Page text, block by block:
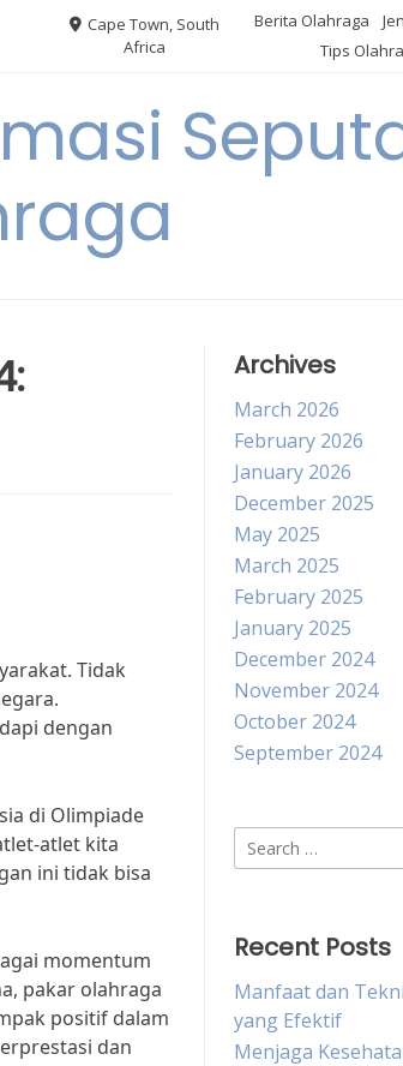
Cape Town, South
Africa
Berita Olahraga
Tips
Tidak
dengan
di Olimpiade
atlet kita
ini tidak bisa
momentum
pakar olahraga
positif dalam
dan
Archives
March 2026
February 2026
January 2026
December 2025
May 2025
March 2025
February 2025
January 2025
December 2024
November 2024
October 2024
September 2024
Search
for:
Recent Posts
Manfaat dan
yang Efektif
Menjaga